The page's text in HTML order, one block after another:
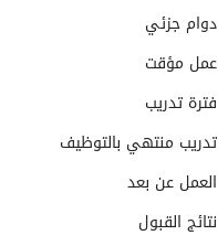
دوام جزئي
عمل مؤقت
فترة تدريب
تدريب منتهي بالتوظيف
العمل عن بعد
نتائج القبول